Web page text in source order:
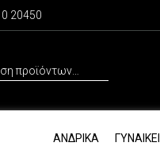
20450
ΑΝΔΡΙΚΆ